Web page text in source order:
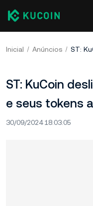
Inicial Anúncios
ST: KuCoin
e seus tokens
30/09/2024 18:03:05